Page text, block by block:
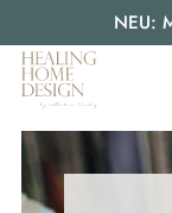
NEU: